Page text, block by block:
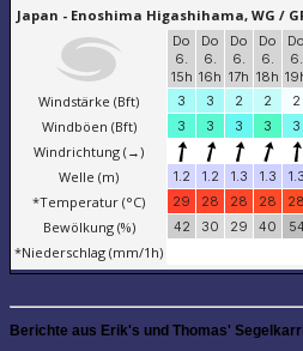
Berichte aus Erik's und Thomas'